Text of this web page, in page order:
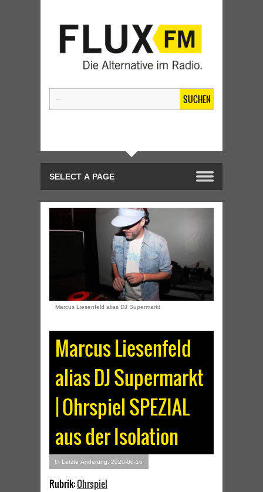
SUCHEN
Marcus Liesenfeld alias DJ Supermarkt
Marcus Liesenfeld
alias DJ Supermarkt
| Ohrspiel SPEZIAL
aus der Isolation
▷ Letzte Änderung: 2020-06-16
Rubrik:Ohrspiel